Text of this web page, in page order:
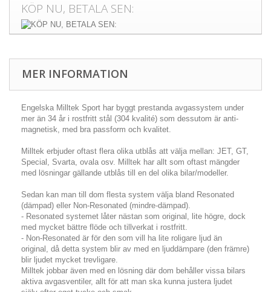
KÖP NU, BETALA SEN:
MER INFORMATION
Engelska Milltek Sport har byggt prestanda avgassystem under
mer än 34 år i rostfritt stål (304 kvalité) som dessutom är anti-
magnetisk, med bra passform och kvalitet.
Milltek erbjuder oftast flera olika utblås att välja mellan: JET, GT,
Special, Svarta, ovala osv. Milltek har allt som oftast mängder
med lösningar gällande utblås till en del olika bilar/modeller.
Sedan kan man till dom flesta system välja bland Resonated
(dämpad) eller Non-Resonated (mindre-dämpad).
- Resonated systemet låter nästan som original, lite högre, dock
med mycket bättre flöde och tillverkat i rostfritt.
- Non-Resonated är för den som vill ha lite roligare ljud än
original, då detta system blir av med en ljuddämpare (den främre)
blir ljudet mycket trevligare.
Milltek jobbar även med en lösning där dom behåller vissa bilars
aktiva avgasventiler, allt för att man ska kunna justera ljudet